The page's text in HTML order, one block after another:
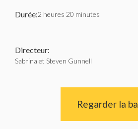
Durée:2 heures 20 minutes
Directeur:
Sabrina et Steven Gunnell
Regarder la